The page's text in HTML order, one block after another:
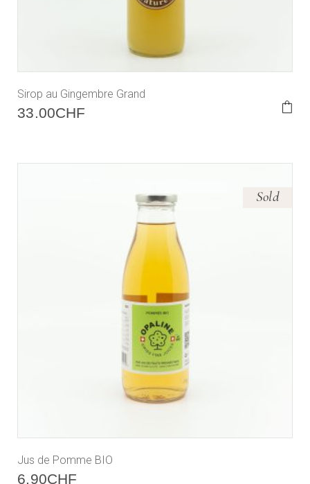
Sirop au Gingembre Grand
33.00CHF
Sold
Jus de Pomme BIO
6.90CHF